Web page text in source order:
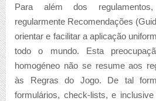
Para além dos
regularmente Recomendações (
orientar e facilitar a aplicação
todo o mundo. Esta
homogéneo não se resume aos
às Regras do Jogo. De tal
formulários, check-lists, e inclusive